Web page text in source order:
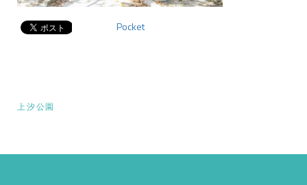
Pocket
投
ナ
上汐公園